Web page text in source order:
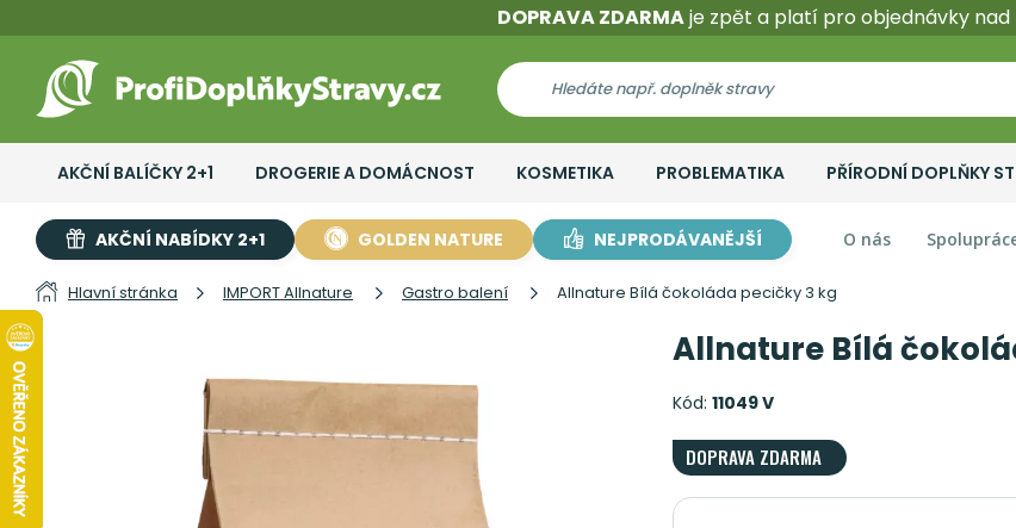
DOPRAVA ZDARMAje zpět a platí pro objednávky nad
AKČNÍ BALÍČKY 2+1 DROGERIE A DOMÁCNOST KOSMETIKA PROBLEMATIKA PŘÍRODNÍ DOPLŇKY
AKČNÍ NABÍDKY 2+1 GOLDEN NATURE NEJPRODÁVANĚJŠÍ O nás
Hlavní stránka IMPORT Allnature Gastro balení Allnature Bílá čokoláda pecičky 3 kg
Allnature Bílá
Kód: 11049 V
DOPRAVA ZDARMA